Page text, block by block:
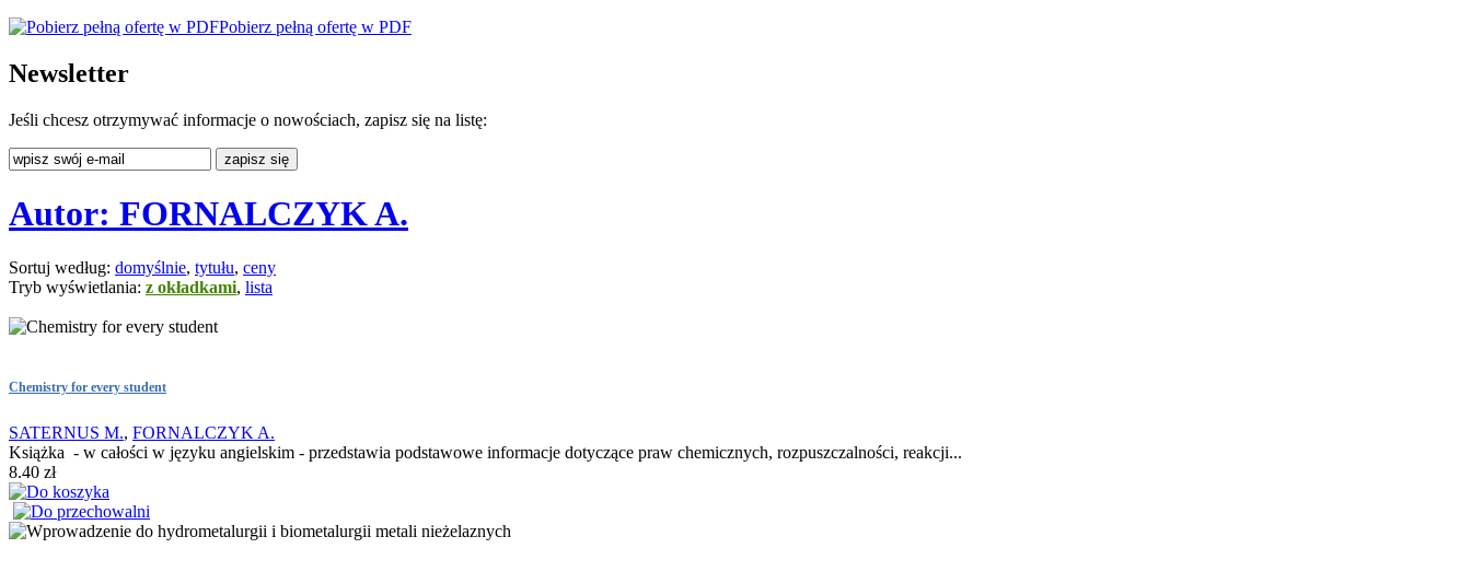
Pobierz pełną ofertę w PDF
Newsletter
Jeśli chcesz otrzymywać informacje o nowościach, zapisz się na listę:
Autor: FORNALCZYK A.
Sortuj według: domyślnie, tytułu, ceny
Tryb wyświetlania: z okładkami, lista
Chemistry for every student
SATERNUS M., FORNALCZYK A.
Książka - w całości w języku angielskim - przedstawia podstawowe informacje dotyczące praw chemicznych, rozpuszczalności, reakcji...
8.40 zł